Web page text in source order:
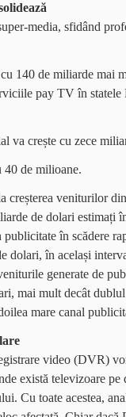
media, sfidând
140 de miliarde mai
pay TV în statele
va crește cu zece
40 de milioane.
creșterea veniturilor
de dolari estimați
în scădere
dolari, în același
generate de
mai mult decât
mare canal
video (DVR)
există televizoare pe
Cu toate acestea,